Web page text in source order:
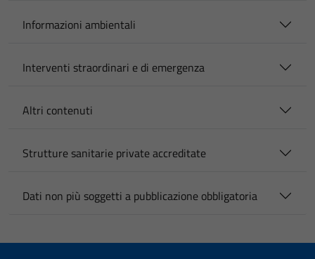
Informazioni ambientali
Interventi straordinari e di emergenza
Altri contenuti
Strutture sanitarie private accreditate
Dati non più soggetti a pubblicazione obbligatoria